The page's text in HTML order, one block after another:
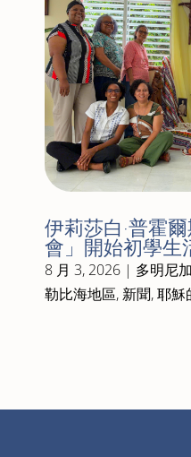
伊莉莎白·普霍
會」開始初學生
8 月 3, 2026| 多明尼
勒比海地區, 新聞,耶穌